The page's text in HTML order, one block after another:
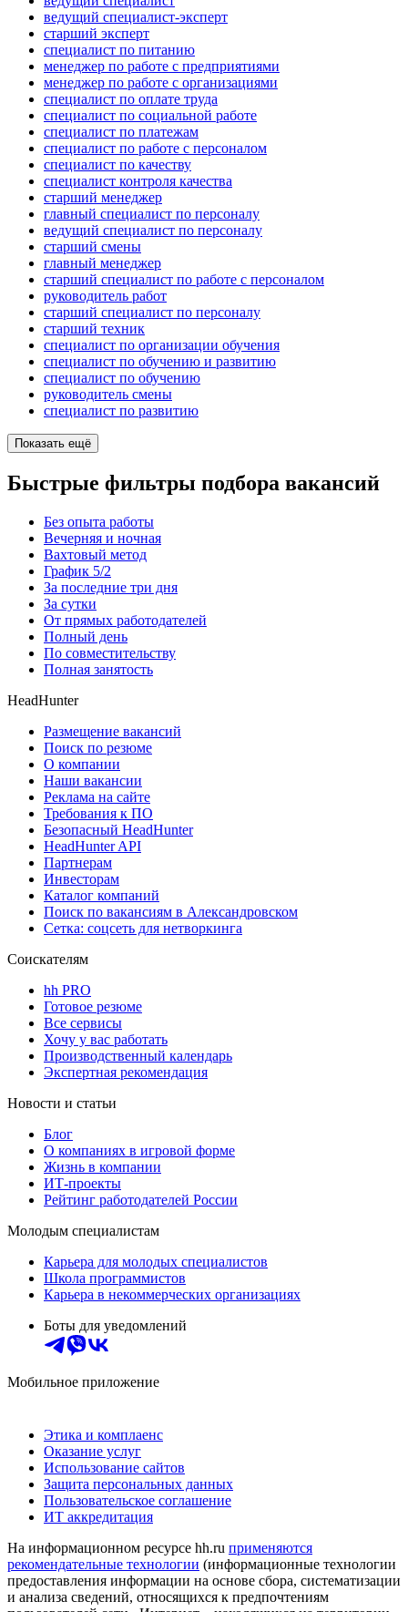
ведущий специалист-эксперт
старший эксперт
специалист по питанию
менеджер по работе с предприятиями
менеджер по работе с организациями
специалист по оплате труда
специалист по социальной работе
специалист по платежам
специалист по работе с персоналом
специалист по качеству
специалист контроля качества
старший менеджер
главный специалист по персоналу
ведущий специалист по персоналу
старший смены
главный менеджер
старший специалист по работе с персоналом
руководитель работ
старший специалист по персоналу
старший техник
специалист по организации обучения
специалист по обучению и развитию
специалист по обучению
руководитель смены
специалист по развитию
Показать ещё
Быстрые фильтры подбора вакансий
Без опыта работы
Вечерняя и ночная
Вахтовый метод
График 5/2
За последние три дня
За сутки
От прямых работодателей
Полный день
По совместительству
Полная занятость
HeadHunter
Размещение вакансий
Поиск по резюме
О компании
Наши вакансии
Реклама на сайте
Требования к ПО
Безопасный HeadHunter
HeadHunter API
Партнерам
Инвесторам
Каталог компаний
Поиск по вакансиям в Александровском
Сетка: соцсеть для нетворкинга
Соискателям
hh PRO
Готовое резюме
Все сервисы
Хочу у вас работать
Производственный календарь
Экспертная рекомендация
Новости и статьи
Блог
О компаниях в игровой форме
Жизнь в компании
ИТ-проекты
Рейтинг работодателей России
Молодым специалистам
Карьера для молодых специалистов
Школа программистов
Карьера в некоммерческих организациях
Боты для уведомлений
Мобильное приложение
Этика и комплаенс
Оказание услуг
Использование сайтов
Защита персональных данных
Пользовательское соглашение
ИТ аккредитация
На информационном ресурсе hh.ru применяются
рекомендательные технологии (информационные технологии
предоставления информации на основе сбора, систематизации
и анализа сведений, относящихся к предпочтениям